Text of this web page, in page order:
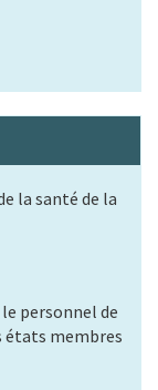
la santé de la
personnel de
états membres